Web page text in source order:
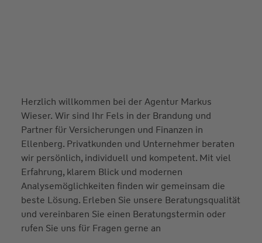
Herzlich willkommen bei der Agentur Markus
Wieser. Wir sind Ihr Fels in der Brandung und
Partner für Versicherungen und Finanzen in
Ellenberg. Privatkunden und Unternehmer beraten
wir persönlich, individuell und kompetent. Mit viel
Erfahrung, klarem Blick und modernen
Analysemöglichkeiten finden wir gemeinsam die
beste Lösung. Erleben Sie unsere Beratungsqualität
und vereinbaren Sie einen Beratungstermin oder
rufen Sie uns für Fragen gerne an